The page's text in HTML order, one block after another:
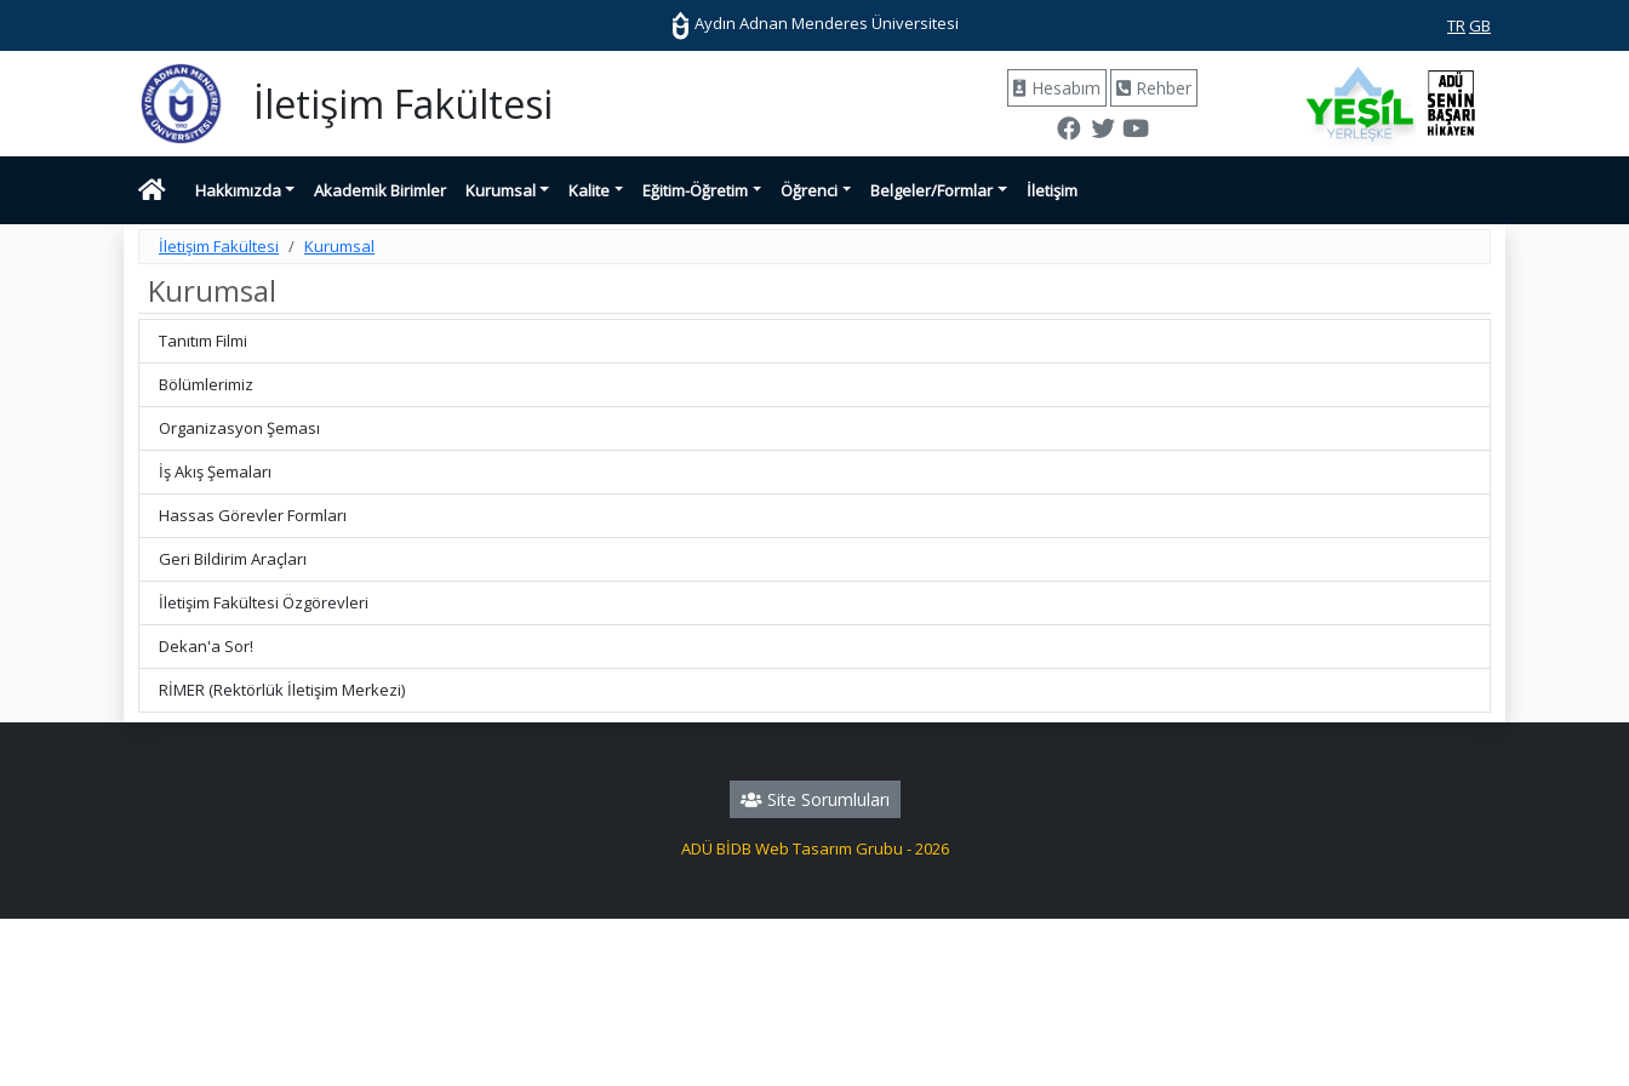
Aydın Adnan Menderes Üniversitesi TR GB
İletişim Fakültesi Hesabım Rehber
Hakkımızda Akademik Birimler Kurumsal Kalite Eğitim-Öğretim Öğrenci Belgeler/Formlar İletişim
İletişim Fakültesi Kurumsal
Kurumsal
Tanıtım Filmi
Bölümlerimiz
Organizasyon Şeması
İş Akış Şemaları
Hassas Görevler Formları
Geri Bildirim Araçları
İletişim Fakültesi Özgörevleri
Dekan'a Sor!
RİMER (Rektörlük İletişim Merkezi)
Site Sorumluları
ADÜ BİDB Web Tasarım Grubu - 2026